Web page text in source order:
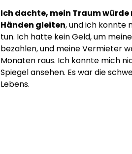
Ich dachte, mein Traum würde
Händen gleiten, und ich konnte
tun. Ich hatte kein Geld, um
bezahlen, und meine Vermieter
Monaten raus. Ich konnte mich
Spiegel ansehen. Es war die
Lebens.